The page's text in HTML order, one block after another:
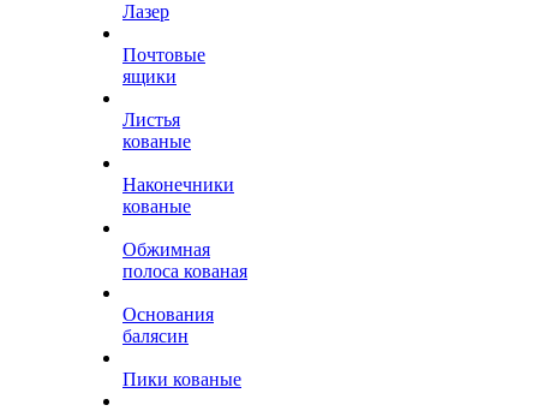
Лазер
Почтовые
ящики
Листья
кованые
Наконечники
кованые
Обжимная
полоса кованая
Основания
балясин
Пики кованые